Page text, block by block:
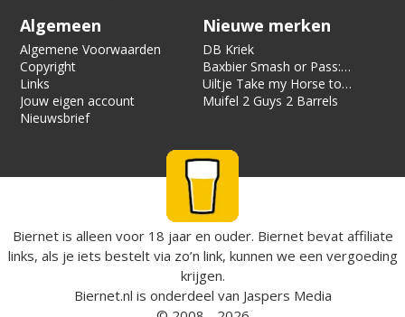
Algemeen
Algemene Voorwaarden
Copyright
Links
Jouw eigen account
Nieuwsbrief
Nieuwe merken
DB Kriek
Baxbier Smash or Pass:
Strata
Uiltje Take my Horse to
the Hotel Room
Muifel 2 Guys 2 Barrels
Biernet is alleen voor 18 jaar en ouder. Biernet bevat affiliate
links, als je iets bestelt via zo’n link, kunnen we een vergoeding
krijgen.
Biernet.nl is onderdeel van Jaspers Media